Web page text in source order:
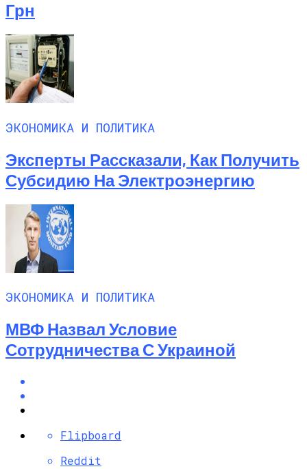
Грн
ЭКОНОМИКА И ПОЛИТИКА
Эксперты Рассказали, Как Получить
Субсидию На Электроэнергию
ЭКОНОМИКА И ПОЛИТИКА
МВФ Назвал Условие
Сотрудничества С Украиной
Flipboard
Reddit